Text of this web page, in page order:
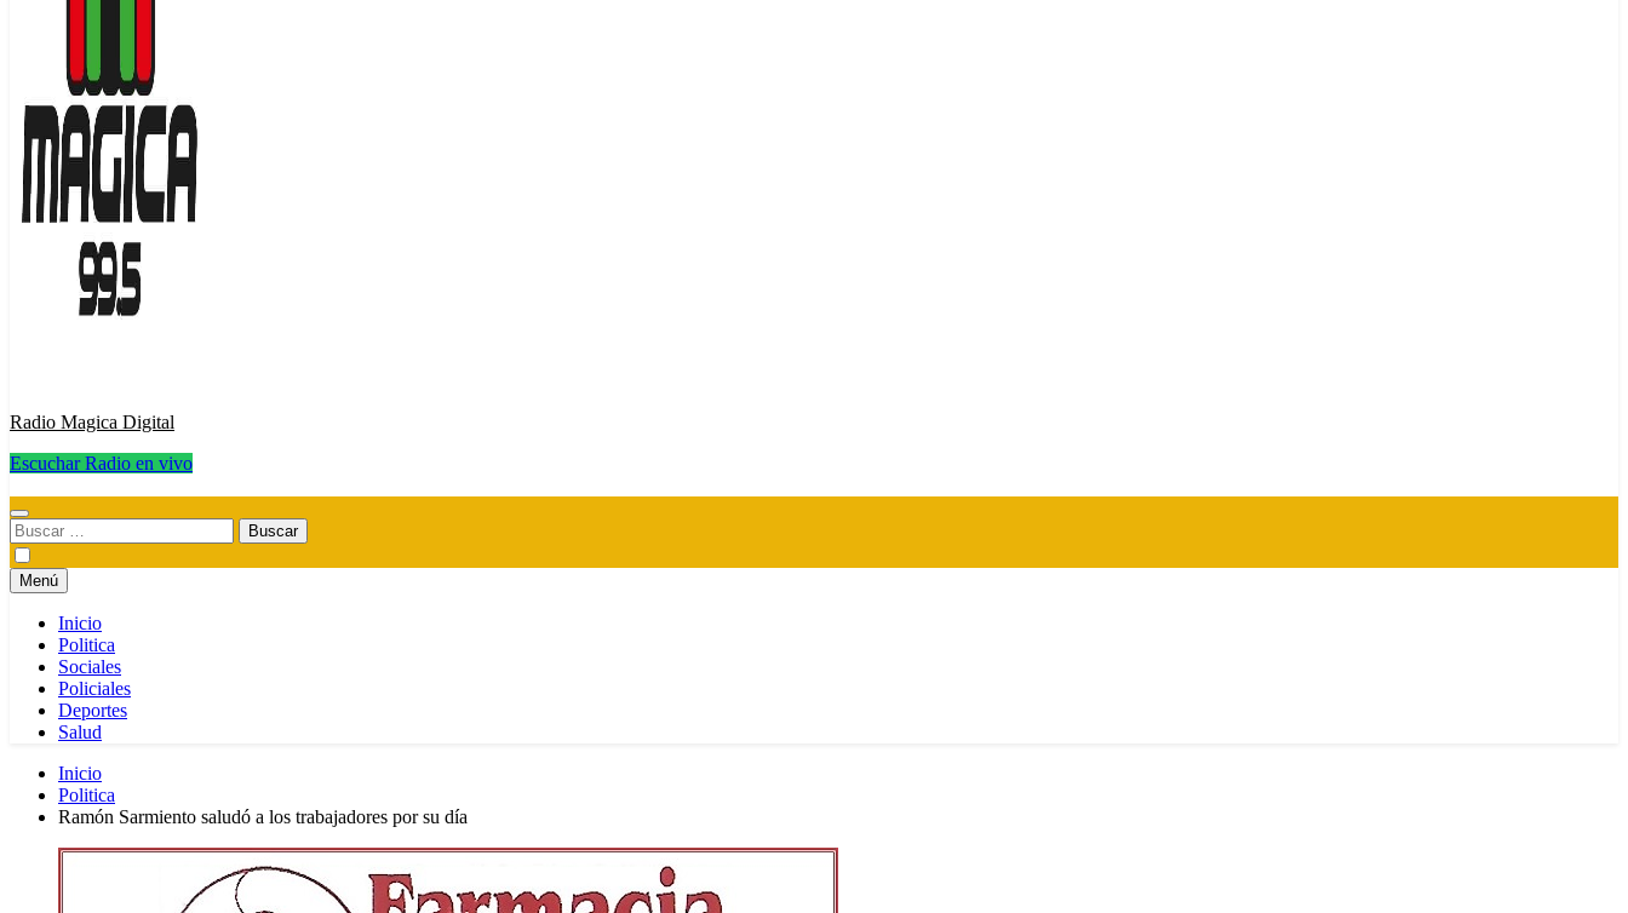
Radio Magica Digital
Escuchar Radio en vivo
Buscar:
Menú
Inicio
Politica
Sociales
Policiales
Deportes
Salud
Inicio
Politica
Ramón Sarmiento saludó a los trabajadores por su día